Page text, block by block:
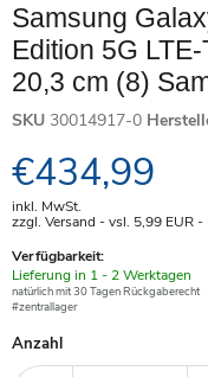
Samsung
Edition 5G
20,3 cm (8)
SKU 30014917-0
Aktueller Preis
€434,99
inkl. MwSt.
zzgl. Versand - vsl. 5,99 EUR-
Verfügbarkeit:
Verfügbar
-
Lieferung in 1 - 2 Werktagen
natürlich mit 30 Tagen Rückgaberecht
#zentrallager
Anzahl